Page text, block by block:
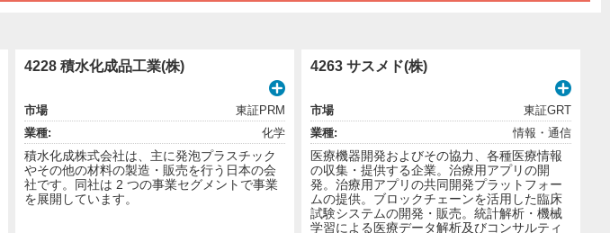
4228 積水化成品工業(株)
市場
東証PRM
業種:
化学
積水化成株式会社は、主に発泡プラスチック
やその他の材料の製造・販売を行う日本の会
社です。同社は 2 つの事業セグメントで事業
を展開しています。
4263 サスメド(株)
市場
東証GRT
業種:
情報・通信
医療機器開発およびその協力、各種医療情報
の収集・提供する企業。治療用アプリの開
発。治療用アプリの共同開発プラットフォー
ムの提供。ブロックチェーンを活用した臨床
試験システムの開発・販売。統計解析・機械
学習による医療データ解析及びコンサルティ